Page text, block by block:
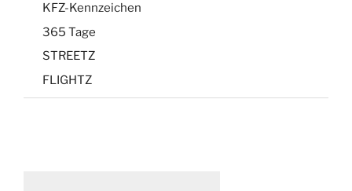
KFZ-Kennzeichen
365 Tage
STREETZ
FLIGHTZ